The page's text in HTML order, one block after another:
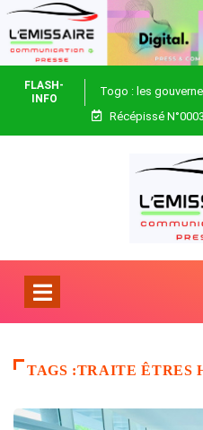
FLASH-
INFO
Togo : les
Récépissé
TAGS :TRAITE ÊTRES